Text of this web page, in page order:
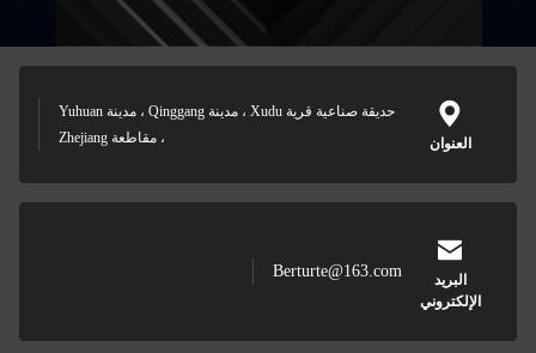
العنوان
حديقة صناعية قرية Xudu ، مدينة Qinggang ، مدينة Yuhuan
، مقاطعة Zhejiang
البريد
الإلكتروني
Berturte@163.com